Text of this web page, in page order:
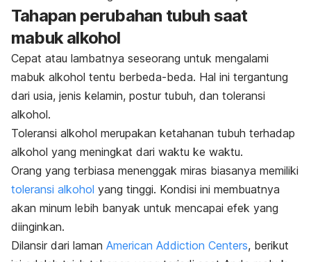
Tahapan perubahan tubuh saat
mabuk alkohol
Cepat atau lambatnya seseorang untuk mengalami
mabuk alkohol tentu berbeda-beda. Hal ini tergantung
dari usia, jenis kelamin, postur tubuh, dan toleransi
alkohol.
Toleransi alkohol merupakan ketahanan tubuh terhadap
alkohol yang meningkat dari waktu ke waktu.
Orang yang terbiasa menenggak miras biasanya memiliki
toleransi alkohol yang tinggi. Kondisi ini membuatnya
akan minum lebih banyak untuk mencapai efek yang
diinginkan.
Dilansir dari laman American Addiction Centers, berikut